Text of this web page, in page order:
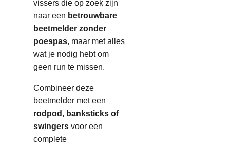
vissers die op zoek zijn
naar een betrouwbare
beetmelder zonder
poespas, maar met alles
wat je nodig hebt om
geen run te missen.
Combineer deze
beetmelder met een
rodpod, banksticks of
swingers voor een
complete